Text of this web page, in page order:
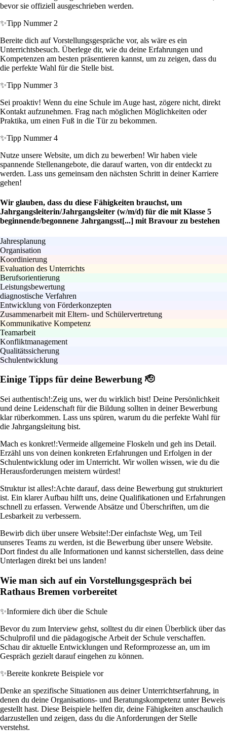
bevor sie offiziell ausgeschrieben werden.
✨Tipp Nummer 2
Bereite dich auf Vorstellungsgespräche vor, als wäre es ein
Unterrichtsbesuch. Überlege dir, wie du deine Erfahrungen und
Kompetenzen am besten präsentieren kannst, um zu zeigen, dass du
die perfekte Wahl für die Stelle bist.
✨Tipp Nummer 3
Sei proaktiv! Wenn du eine Schule im Auge hast, zögere nicht, direkt
Kontakt aufzunehmen. Frag nach möglichen Möglichkeiten oder
Praktika, um einen Fuß in die Tür zu bekommen.
✨Tipp Nummer 4
Nutze unsere Website, um dich zu bewerben! Wir haben viele
spannende Stellenangebote, die darauf warten, von dir entdeckt zu
werden. Lass uns gemeinsam den nächsten Schritt in deiner Karriere
gehen!
Wir glauben, dass du diese Fähigkeiten brauchst, um
Jahrgangsleiterin/Jahrgangsleiter (w/m/d) für die mit Klasse 5
beginnende/begonnene Jahrgangsst[...] mit Bravour zu bestehen
Jahresplanung
Organisation
Koordinierung
Evaluation des Unterrichts
Berufsorientierung
Leistungsbewertung
diagnostische Verfahren
Entwicklung von Förderkonzepten
Zusammenarbeit mit Eltern- und Schülervertretung
Kommunikative Kompetenz
Teamarbeit
Konfliktmanagement
Qualitätssicherung
Schulentwicklung
Einige Tipps für deine Bewerbung 🫡
Sei authentisch!:Zeig uns, wer du wirklich bist! Deine Persönlichkeit
und deine Leidenschaft für die Bildung sollten in deiner Bewerbung
klar rüberkommen. Lass uns spüren, warum du die perfekte Wahl für
die Jahrgangsleitung bist.
Mach es konkret!:Vermeide allgemeine Floskeln und geh ins Detail.
Erzähl uns von deinen konkreten Erfahrungen und Erfolgen in der
Schulentwicklung oder im Unterricht. Wir wollen wissen, wie du die
Herausforderungen meistern würdest!
Struktur ist alles!:Achte darauf, dass deine Bewerbung gut strukturiert
ist. Ein klarer Aufbau hilft uns, deine Qualifikationen und Erfahrungen
schnell zu erfassen. Verwende Absätze und Überschriften, um die
Lesbarkeit zu verbessern.
Bewirb dich über unsere Website!:Der einfachste Weg, um Teil
unseres Teams zu werden, ist die Bewerbung über unsere Website.
Dort findest du alle Informationen und kannst sicherstellen, dass deine
Unterlagen direkt bei uns landen!
Wie man sich auf ein Vorstellungsgespräch bei
Rathaus Bremen vorbereitet
✨Informiere dich über die Schule
Bevor du zum Interview gehst, solltest du dir einen Überblick über das
Schulprofil und die pädagogische Arbeit der Schule verschaffen.
Schau dir aktuelle Entwicklungen und Reformprozesse an, um im
Gespräch gezielt darauf eingehen zu können.
✨Bereite konkrete Beispiele vor
Denke an spezifische Situationen aus deiner Unterrichtserfahrung, in
denen du deine Organisations- und Beratungskompetenz unter Beweis
gestellt hast. Diese Beispiele helfen dir, deine Fähigkeiten anschaulich
darzustellen und zeigen, dass du die Anforderungen der Stelle
verstehst.